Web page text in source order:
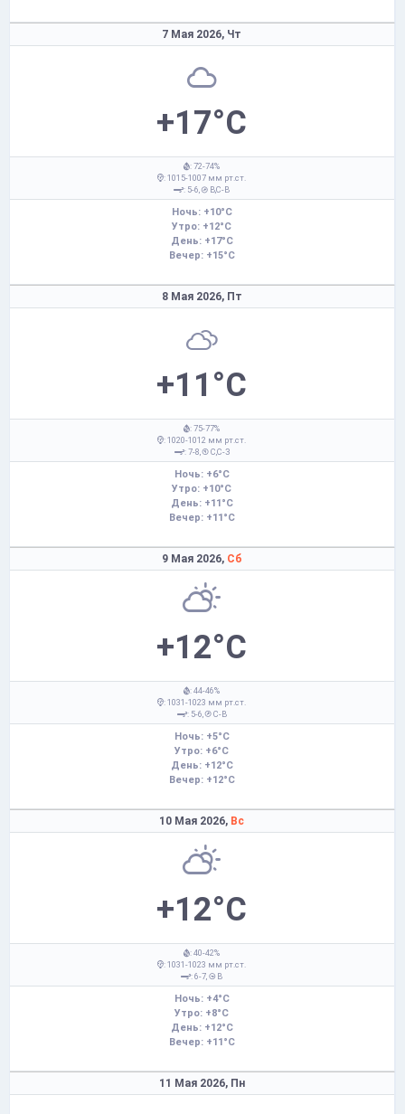
7 Мая 2026, Чт
+17°C
: 72-74%
: 1015-1007 мм рт.ст.
: 5-6,
В,С-В
Ночь: +10°C
Утро: +12°C
День: +17°C
Вечер: +15°C
8 Мая 2026, Пт
+11°C
: 75-77%
: 1020-1012 мм рт.ст.
: 7-8,
С,С-З
Ночь: +6°C
Утро: +10°C
День: +11°C
Вечер: +11°C
9 Мая 2026, Сб
+12°C
: 44-46%
: 1031-1023 мм рт.ст.
: 5-6,
С-В
Ночь: +5°C
Утро: +6°C
День: +12°C
Вечер: +12°C
10 Мая 2026, Вс
+12°C
: 40-42%
: 1031-1023 мм рт.ст.
: 6-7,
В
Ночь: +4°C
Утро: +8°C
День: +12°C
Вечер: +11°C
11 Мая 2026, Пн